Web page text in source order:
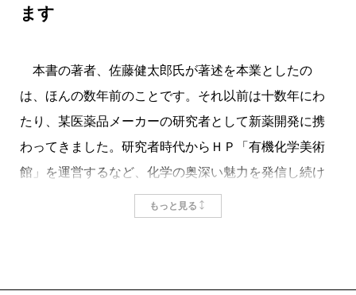
うと一点でもリスクのあるものは排除すべしとい
もたらし、我々自身の首を絞めているのではない
かと筆者は危惧している。このあたり、二〇一〇
年問題は単なる医薬品業界のみの内部事情にとど
まらず、現在世界全体を覆う逼塞感につながる問
題ではないかと思う。
副作用はなぜ存在するのか、なぜ切り離すことが
できないのか、なぜ医薬には一定の危険があると
うところに到達する。遠回りのようではあるが、
患者をマラリアに感染させ、高熱によって病原体
す患者もありました。それでもこの手法を開発し
たＪ・Ｗ・ヤウレッグは、1927年のノーベル医
学・生理学賞を受賞しています。
掲載：2010年1月25日
ます
本書の著者、佐藤健太郎氏が著述を本業としたの
は、ほんの数年前のことです。それ以前は十数年にわ
たり、某医薬品メーカーの研究者として新薬開発に携
わってきました。研究者時代からＨＰ「有機化学美術
館」を運営するなど、化学の奥深い魅力を発信し続け
てきた佐藤氏の持ち味はなんといってもその筆力。複
もっと見る